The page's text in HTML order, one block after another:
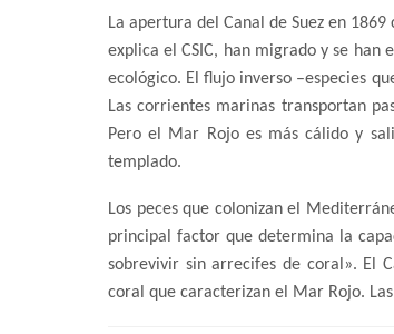
La apertura del Canal de Suez en
explica el CSIC, han migrado y se han
ecológico. El flujo inverso –especies
Las corrientes marinas transportan
Pero el Mar Rojo es más cálido y
templado.
Los peces que colonizan el
principal factor que determina la
sobrevivir sin arrecifes de coral». El
coral que caracterizan el Mar Rojo.